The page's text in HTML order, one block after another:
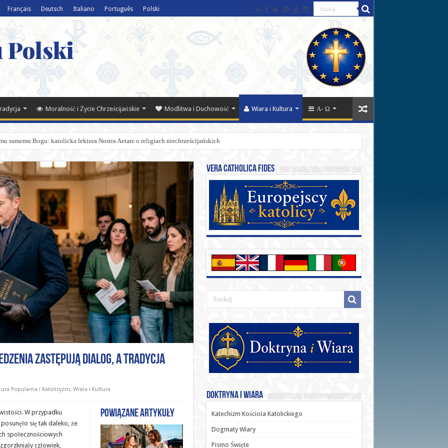
Français Deutsch Italiano Português Polski
Polski
Moralność i Życie Chrześcijańskie Modlitwa i Duchowość Wiara i Kultura Α- Ω
samemu Bogu: katolicka lektura Nostra Aetate o religiach niechrześcijańskich
zastępują dialog, a Tradycja
Popularna i Katolicyzm, Wiara i Kultura
Powiązane artykuły
W przypadku
się tak daleko, że
społecznościowych
człowiek,
Vera catholica fides
Doktryna i Wiara
Katechizm Kościoła Katolickiego
Dogmaty Wiary
Pismo Święte